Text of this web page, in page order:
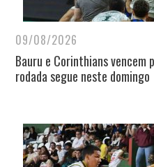
09/08/2026
Bauru e Corinthians vencem
rodada segue neste domingo